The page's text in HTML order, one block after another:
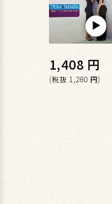
▶︎
通
常
1,408 円
(税抜 1,280 円)